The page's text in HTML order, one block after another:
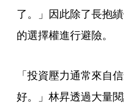
了。」因此除了長抱
的選擇權進行避險。
「投資壓力通常來自
好。」林昇透過大量